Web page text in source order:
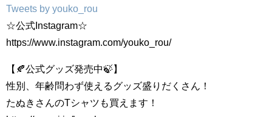
Tweets by youko_rou
☆公式Instagram☆
https://www.instagram.com/youko_rou/
【🍂公式グッズ発売中🍃】
性別、年齢問わず使えるグッズ盛りだくさん！
たぬきさんのTシャツも買えます！